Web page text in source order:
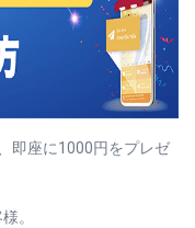
即座に1000円をプレゼ
。